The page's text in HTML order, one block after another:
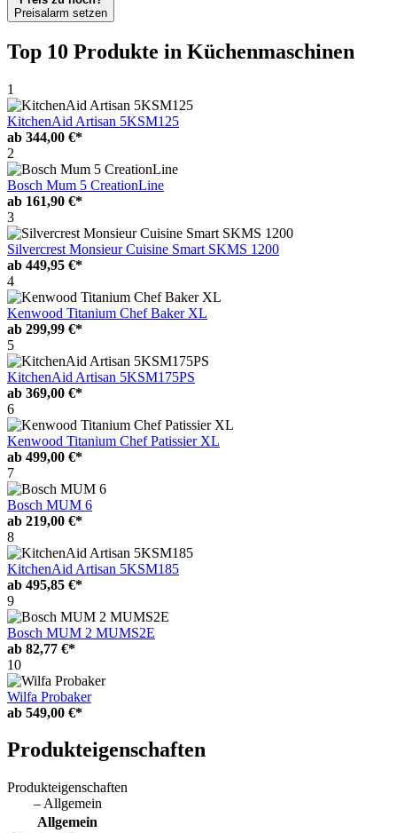
Preisalarm setzen
Top 10 Produkte in Küchenmaschinen
1
KitchenAid Artisan 5KSM125
ab 344,00 €*
2
Bosch Mum 5 CreationLine
ab 161,90 €*
3
Silvercrest Monsieur Cuisine Smart SKMS 1200
ab 449,95 €*
4
Kenwood Titanium Chef Baker XL
ab 299,99 €*
5
KitchenAid Artisan 5KSM175PS
ab 369,00 €*
6
Kenwood Titanium Chef Patissier XL
ab 499,00 €*
7
Bosch MUM 6
ab 219,00 €*
8
KitchenAid Artisan 5KSM185
ab 495,85 €*
9
Bosch MUM 2 MUMS2E
ab 82,77 €*
10
Wilfa Probaker
ab 549,00 €*
Produkteigenschaften
Produkteigenschaften
– Allgemein
Allgemein